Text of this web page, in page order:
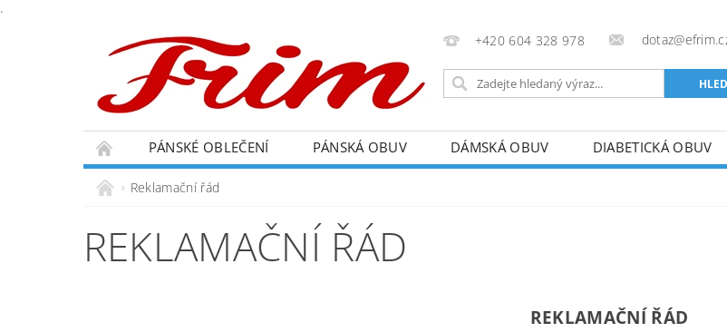
.
+420 604 328 978
PÁNSKÉ OBLEČENÍ PÁNSKÁ OBUV DÁMSKÁ OBUV DIABETICKÁ OBUV
Reklamační řád
REKLAMAČNÍ ŘÁD
REKLAMAČNÍ ŘÁD